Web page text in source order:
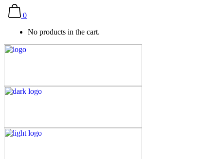
0
No products in the cart.